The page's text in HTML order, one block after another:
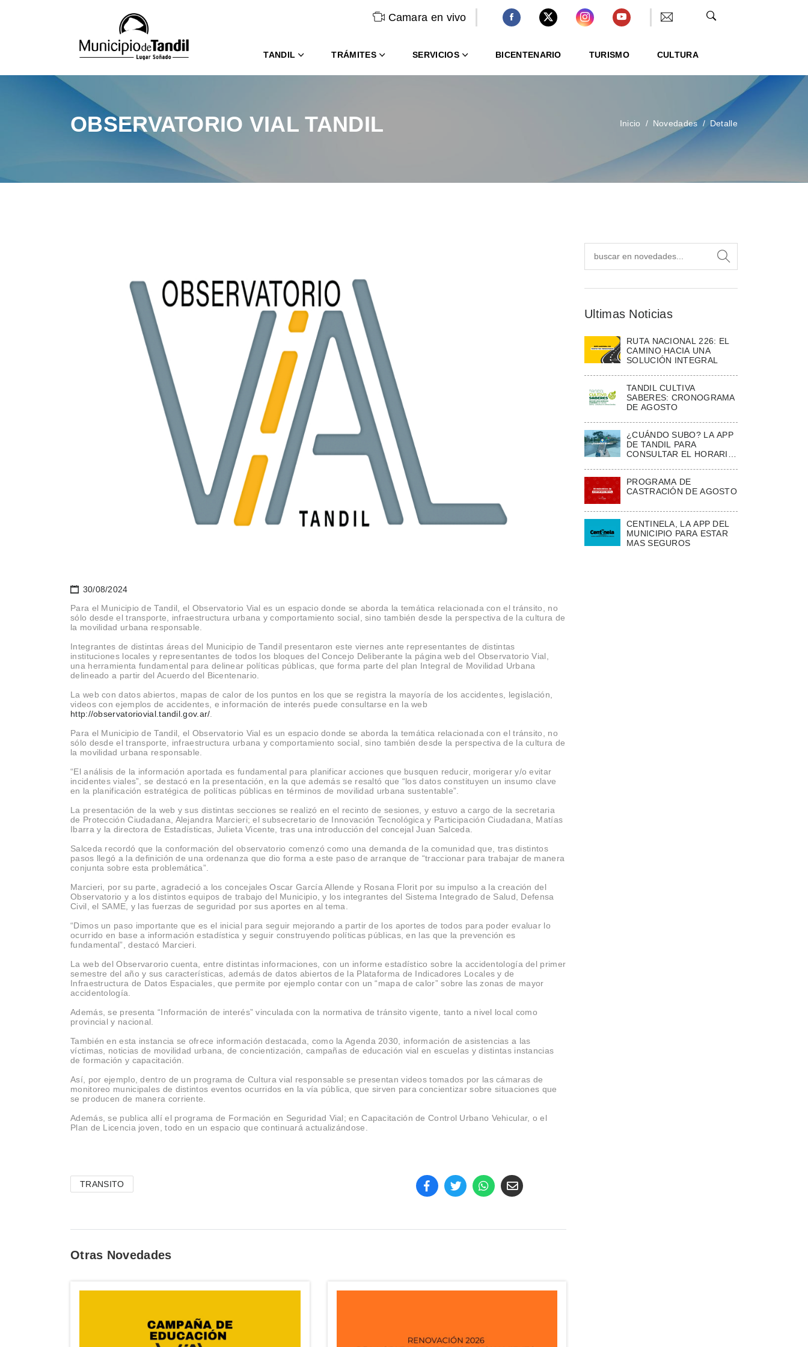
Camara en vivo
TANDIL TRÁMITES SERVICIOS BICENTENARIO TURISMO CULTURA
OBSERVATORIO VIAL TANDIL Inicio Novedades Detalle
30/08/2024
Para el Municipio de Tandil, el Observatorio Vial es un espacio donde se aborda la temática relacionada con el tránsito, no
sólo desde el transporte, infraestructura urbana y comportamiento social, sino también desde la perspectiva de la cultura de
la movilidad urbana responsable.
Integrantes de distintas áreas del Municipio de Tandil presentaron este viernes ante representantes de distintas
instituciones locales y representantes de todos los bloques del Concejo Deliberante la página web del Observatorio Vial,
una herramienta fundamental para delinear políticas públicas, que forma parte del plan Integral de Movilidad Urbana
delineado a partir del Acuerdo del Bicentenario.
La web con datos abiertos, mapas de calor de los puntos en los que se registra la mayoría de los accidentes, legislación,
videos con ejemplos de accidentes, e información de interés puede consultarse en la web
http://observatoriovial.tandil.gov.ar/
Para el Municipio de Tandil, el Observatorio Vial es un espacio donde se aborda la temática relacionada con el tránsito, no
sólo desde el transporte, infraestructura urbana y comportamiento social, sino también desde la perspectiva de la cultura de
la movilidad urbana responsable.
“El análisis de la información aportada es fundamental para planificar acciones que busquen reducir, morigerar y/o evitar
incidentes viales”, se destacó en la presentación, en la que además se resaltó que “los datos constituyen un insumo clave
en la planificación estratégica de políticas públicas en términos de movilidad urbana sustentable”.
La presentación de la web y sus distintas secciones se realizó en el recinto de sesiones, y estuvo a cargo de la secretaria
de Protección Ciudadana, Alejandra Marcieri; el subsecretario de Innovación Tecnológica y Participación Ciudadana, Matías
Ibarra y la directora de Estadísticas, Julieta Vicente, tras una introducción del concejal Juan Salceda.
Salceda recordó que la conformación del observatorio comenzó como una demanda de la comunidad que, tras distintos
pasos llegó a la definición de una ordenanza que dio forma a este paso de arranque de “traccionar para trabajar de manera
conjunta sobre esta problemática”.
Marcieri, por su parte, agradeció a los concejales Oscar García Allende y Rosana Florit por su impulso a la creación del
Observatorio y a los distintos equipos de trabajo del Municipio, y los integrantes del Sistema Integrado de Salud, Defensa
Civil, el SAME, y las fuerzas de seguridad por sus aportes en al tema.
“Dimos un paso importante que es el inicial para seguir mejorando a partir de los aportes de todos para poder evaluar lo
ocurrido en base a información estadística y seguir construyendo políticas públicas, en las que la prevención es
fundamental”, destacó Marcieri.
La web del Observarorio cuenta, entre distintas informaciones, con un informe estadístico sobre la accidentología del primer
semestre del año y sus características, además de datos abiertos de la Plataforma de Indicadores Locales y de
Infraestructura de Datos Espaciales, que permite por ejemplo contar con un “mapa de calor” sobre las zonas de mayor
accidentología.
Además, se presenta “Información de interés” vinculada con la normativa de tránsito vigente, tanto a nivel local como
provincial y nacional.
También en esta instancia se ofrece información destacada, como la Agenda 2030, información de asistencias a las
víctimas, noticias de movilidad urbana, de concientización, campañas de educación vial en escuelas y distintas instancias
de formación y capacitación.
Así, por ejemplo, dentro de un programa de Cultura vial responsable se presentan videos tomados por las cámaras de
monitoreo municipales de distintos eventos ocurridos en la vía pública, que sirven para concientizar sobre situaciones que
se producen de manera corriente.
Además, se publica allí el programa de Formación en Seguridad Vial; en Capacitación de Control Urbano Vehicular, o el
Plan de Licencia joven, todo en un espacio que continuará actualizándose.
TRANSITO
Otras Novedades
Ultimas Noticias
RUTA NACIONAL 226: EL
CAMINO HACIA UNA
SOLUCIÓN INTEGRAL
TANDIL CULTIVA
SABERES: CRONOGRAMA
DE AGOSTO
¿CUÁNDO SUBO? LA APP
DE TANDIL PARA
CONSULTAR EL HORARIO
PROGRAMA DE
CASTRACIÓN DE AGOSTO
CENTINELA, LA APP DEL
MUNICIPIO PARA ESTAR
MAS SEGUROS